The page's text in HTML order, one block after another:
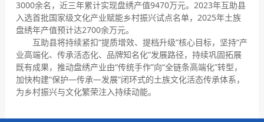
3000余名，近三年累计实现盘绣产值9470万元。2023年互助县
入选首批国家级文化产业赋能乡村振兴试点名单，2025年土族
盘绣年产值预计达2700余万元。
互助县将持续紧扣“提质增效、提档升级”核心目标，坚持“产
业高端化、传承活态化、品牌知名化”发展路径，持续巩固拓展
既有成果，推动盘绣产业由“传统手作”向“全链条高端化”转型，
加快构建“保护—传承—发展”闭环式的土族文化活态传承体系，
为乡村振兴与文化繁荣注入持续动能。